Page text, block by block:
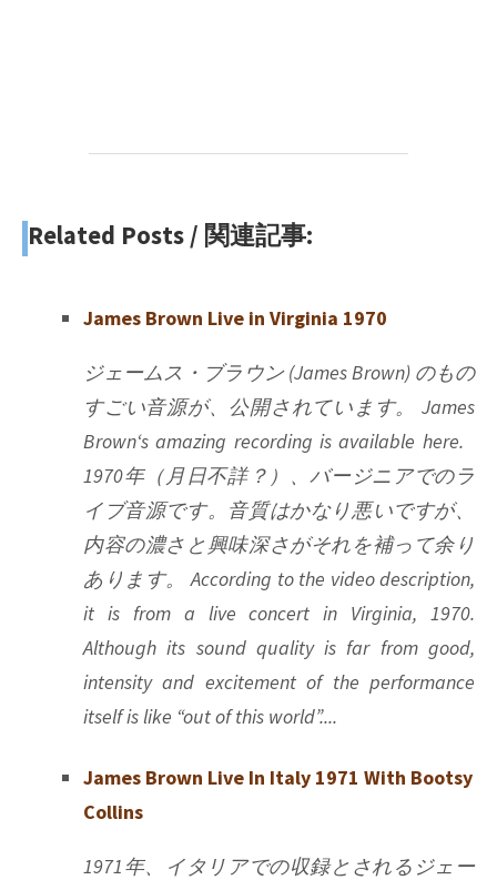
Related Posts / 関連記事:
James Brown Live in Virginia 1970
ジェームス・ブラウン (James Brown) のもの
すごい音源が、公開されています。 James
Brown‘s amazing recording is available here.
1970年（月日不詳？）、バージニアでのラ
イブ音源です。音質はかなり悪いですが、
内容の濃さと興味深さがそれを補って余り
あります。 According to the video description,
it is from a live concert in Virginia, 1970.
Although its sound quality is far from good,
intensity and excitement of the performance
itself is like “out of this world”....
James Brown Live In Italy 1971 With Bootsy
Collins
1971年、イタリアでの収録とされるジェー